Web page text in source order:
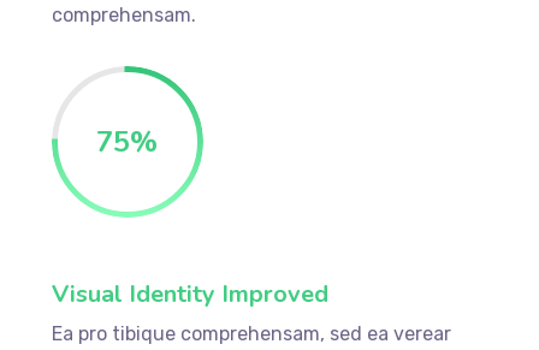
comprehensam.
75%
Visual Identity Improved
Ea pro tibique comprehensam, sed ea verear